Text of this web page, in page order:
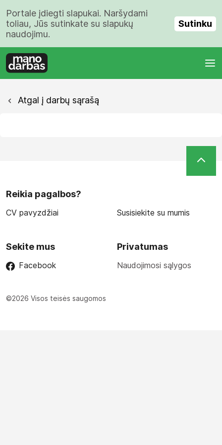
Portale įdiegti slapukai. Naršydami
toliau, Jūs sutinkate su slapukų
naudojimu.
Sutinku
Atgal į darbų sąrašą
Reikia pagalbos?
CV pavyzdžiai Susisiekite su mumis
Sekite mus
Facebook
Privatumas
Naudojimosi sąlygos
©2026 Visos teisės saugomos